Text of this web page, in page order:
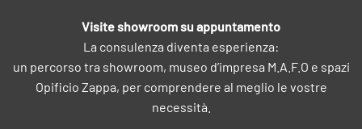
Visite showroom su appuntamento
La consulenza diventa esperienza:
un percorso tra showroom, museo d’impresa M.A.F.O e spazi
Opificio Zappa, per comprendere al meglio le vostre
necessità.